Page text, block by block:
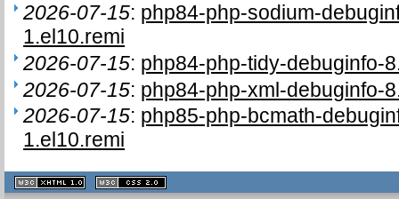
2026-07-15: php84-php-sodium-
1.el10.remi
2026-07-15: php84-php-tidy-debuginfo-
2026-07-15: php84-php-xml-debuginfo-
2026-07-15: php85-php-bcmath-
1.el10.remi
XHTML
1.1 valide
2.0 valide